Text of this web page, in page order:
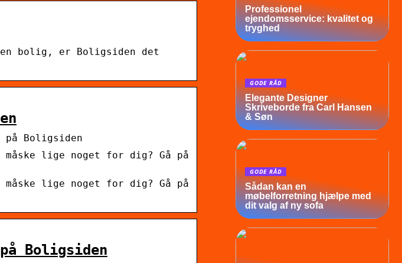
bolig, er Boligsiden det
Boligsiden
måske lige noget for dig? Gå på
måske lige noget for dig? Gå på
Boligsiden
Professionel
ejendomsservice: kvalitet og
tryghed
GODE RÅD
Elegante Designer
Skriveborde fra Carl Hansen
& Søn
GODE RÅD
Sådan kan en
møbelforretning hjælpe med
dit valg af ny sofa